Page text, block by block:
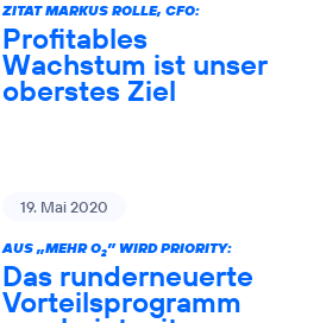
ZITAT MARKUS ROLLE, CFO:
Profitables
Wachstum ist unser
oberstes Ziel
19. Mai 2020
AUS „MEHR O2” WIRD PRIORITY:
Das runderneuerte
Vorteilsprogramm